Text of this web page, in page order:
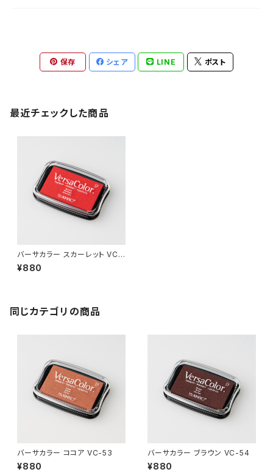
保存 シェア LINE ポスト
最近チェックした商品
バーサカラー スカーレット VC-
14
¥880
同じカテゴリの商品
バーサカラー ココア VC-53
¥880
バーサカラー ブラウン VC-54
¥880